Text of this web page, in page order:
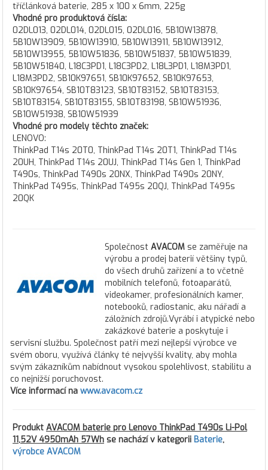
tříčlánková baterie, 285 x 100 x 6mm, 225g
Vhodné pro produktová čísla:
02DL013, 02DL014, 02DL015, 02DL016, 5B10W13878,
5B10W13909, 5B10W13910, 5B10W13911, 5B10W13912,
5B10W13955, 5B10W51836, 5B10W51837, 5B10W51839,
5B10W51840, L18C3PD1, L18C3PD2, L18L3PD1, L18M3PD1,
L18M3PD2, SB10K97651, SB10K97652, SB10K97653,
SB10K97654, SB10T83123, SB10T83152, SB10T83153,
SB10T83154, SB10T83155, SB10T83198, SB10W51936,
SB10W51938, SB10W51939
Vhodné pro modely těchto značek:
LENOVO:
ThinkPad T14s 20T0, ThinkPad T14s 20T1, ThinkPad T14s
20UH, ThinkPad T14s 20UJ, ThinkPad T14s Gen 1, ThinkPad
T490s, ThinkPad T490s 20NX, ThinkPad T490s 20NY,
ThinkPad T495s, ThinkPad T495s 20QJ, ThinkPad T495s
20QK
Společnost AVACOM se zaměřuje na
výrobu a prodej baterií většiny typů,
do všech druhů zařízení a to včetně
mobilních telefonů, fotoaparátů,
videokamer, profesionálních kamer,
notebooků, radiostanic, aku nářadí a
záložních zdrojů.Vyrábí i atypické nebo
zakázkové baterie a poskytuje i
servisní službu. Společnost patří mezi nejlepší výrobce ve
svém oboru, využívá články té nejvyšší kvality, aby mohla
svým zákazníkům nabídnout vysokou spolehlivost, stabilitu a
co nejnižší poruchovost.
Více informací na www.avacom.cz
Produkt AVACOM baterie pro Lenovo ThinkPad T490s Li-Pol
11,52V 4950mAh 57Wh se nachází v kategorii Baterie,
výrobce AVACOM